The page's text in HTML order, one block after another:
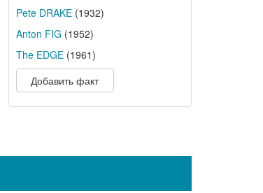
Pete DRAKE(1932)
Anton FIG (1952)
The EDGE(1961)
Добавить факт